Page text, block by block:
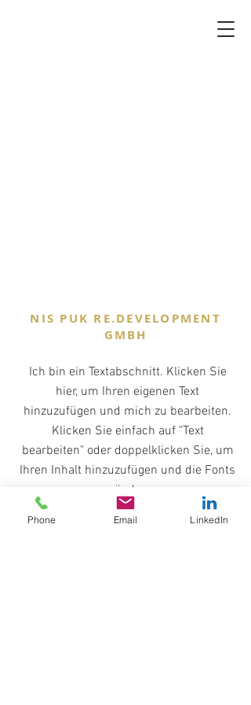
NIS PUK RE.DEVELOPMENT
GMBH
Ich bin ein Textabschnitt. Klicken Sie
hier, um Ihren eigenen Text
hinzuzufügen und mich zu bearbeiten.
Klicken Sie einfach auf "Text
bearbeiten" oder doppelklicken Sie, um
Ihren Inhalt hinzuzufügen und die Fonts
zu ändern.
Phone Email LinkedIn